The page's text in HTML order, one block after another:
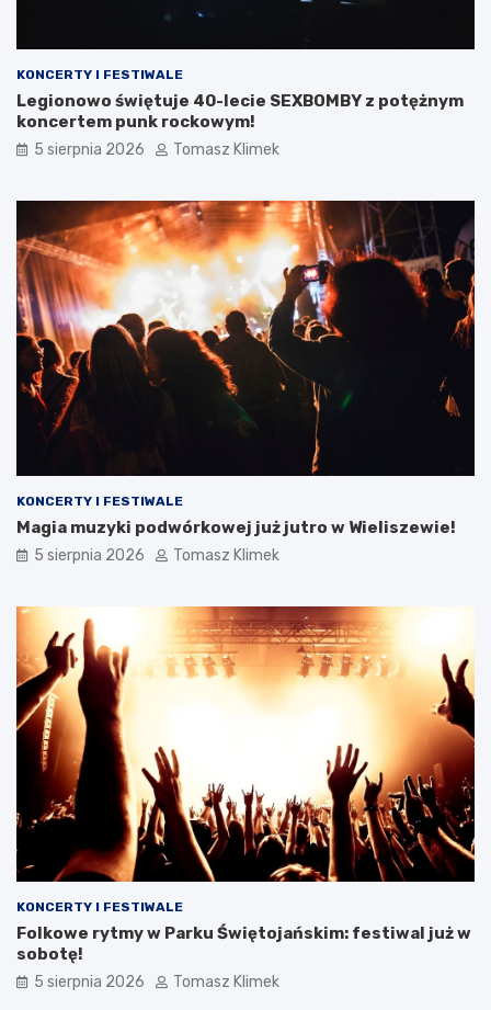
KONCERTY I FESTIWALE
Legionowo świętuje 40-lecie SEXBOMBY z potężnym
koncertem punk rockowym!
5 sierpnia 2026 Tomasz Klimek
KONCERTY I FESTIWALE
Magia muzyki podwórkowej już jutro w Wieliszewie!
5 sierpnia 2026 Tomasz Klimek
KONCERTY I FESTIWALE
Folkowe rytmy w Parku Świętojańskim: festiwal już w
sobotę!
5 sierpnia 2026 Tomasz Klimek